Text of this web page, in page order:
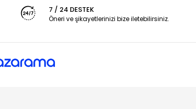
7 / 24 DESTEK
Öneri ve şikayetlerinizi bize iletebilirsiniz.